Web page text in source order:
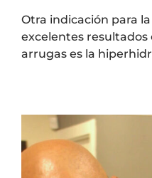
Otra indicación para
excelentes
arrugas es la